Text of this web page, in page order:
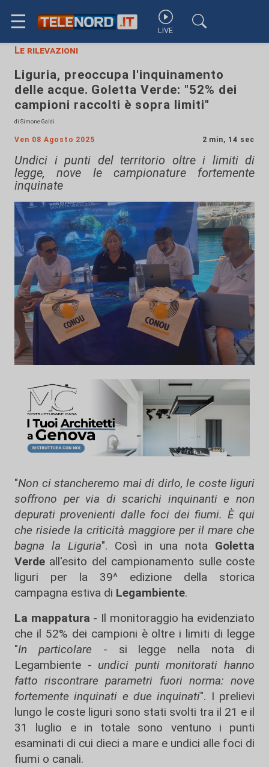
☰ LIVE
Le rilevazioni
Liguria, preoccupa l'inquinamento
delle acque. Goletta Verde: "52% dei
campioni raccolti è sopra limiti"
di Simone Galdi
Ven 08 Agosto 2025 2 min, 14 sec
Undici i punti del territorio oltre i limiti di
legge, nove le campionature fortemente
inquinate
"Non ci stancheremo mai di dirlo, le coste liguri
soffrono per via di scarichi inquinanti e non
depurati provenienti dalle foci dei fiumi. È qui
che risiede la criticità maggiore per il mare che
bagna la Liguria". Così in una nota Goletta
Verde all'esito del campionamento sulle coste
liguri per la 39^ edizione della storica
campagna estiva di Legambiente.
La mappatura - Il monitoraggio ha evidenziato
che il 52% dei campioni è oltre i limiti di legge
"In particolare - si legge nella nota di
Legambiente - undici punti monitorati hanno
fatto riscontrare parametri fuori norma: nove
fortemente inquinati e due inquinati". I prelievi
lungo le coste liguri sono stati svolti tra il 21 e il
31 luglio e in totale sono ventuno i punti
esaminati di cui dieci a mare e undici alle foci di
fiumi o canali.